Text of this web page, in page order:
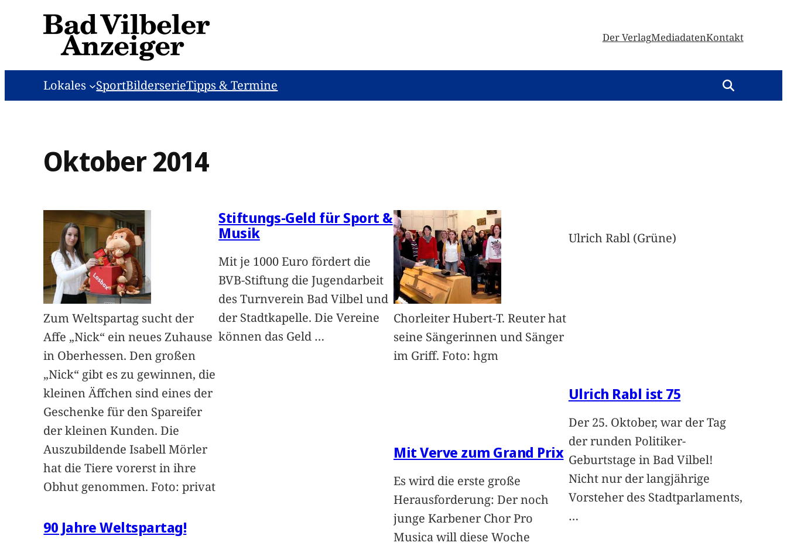
Der VerlagMediadatenKontakt
Lokales SportBilderserieTipps & Termine
Oktober 2014
Zum Weltspartag sucht der
Affe „Nick“ ein neues Zuhause
in Oberhessen. Den großen
„Nick“ gibt es zu gewinnen, die
kleinen Äffchen sind eines der
Geschenke für den Spareifer
der kleinen Kunden. Die
Auszubildende Isabell Mörler
hat die Tiere vorerst in ihre
Obhut genommen. Foto: privat
90 Jahre Weltspartag!
Stiftungs-Geld für Sport &
Musik
Mit je 1000 Euro fördert die
BVB-Stiftung die Jugendarbeit
des Turnverein Bad Vilbel und
der Stadtkapelle. Die Vereine
können das Geld …
Chorleiter Hubert-T. Reuter hat
seine Sängerinnen und Sänger
im Griff. Foto: hgm
Mit Verve zum Grand Prix
Es wird die erste große
Herausforderung: Der noch
junge Karbener Chor Pro
Musica will diese Woche
Ulrich Rabl (Grüne)
Ulrich Rabl ist 75
Der 25. Oktober, war der Tag
der runden Politiker-
Geburtstage in Bad Vilbel!
Nicht nur der langjährige
Vorsteher des Stadtparlaments,
…